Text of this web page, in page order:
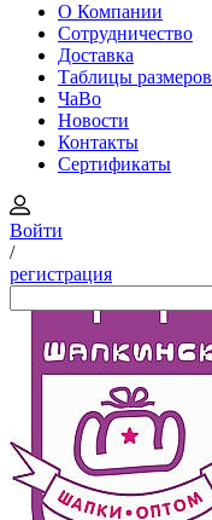
О Компании
Сотрудничество
Доставка
Таблицы размеров
ЧаВо
Новости
Контакты
Сертификаты
Войти
/
регистрация